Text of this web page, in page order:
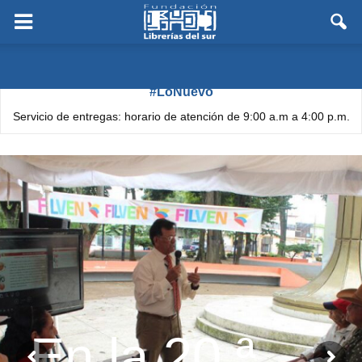
#LoNuevo
Servicio de entregas: horario de atención de 9:00 a.m a 4:00 p.m.